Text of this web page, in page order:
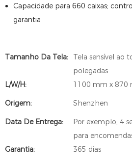
Capacidade para 660 caixas;
garantia
Tamanho Da Tela:
Tela sensível ao
polegadas
L/W/H:
1100 mm x 870
Origem: Shenzhen
Data De Entrega:
Por exemplo, 4
para
Garantia:
365 dias